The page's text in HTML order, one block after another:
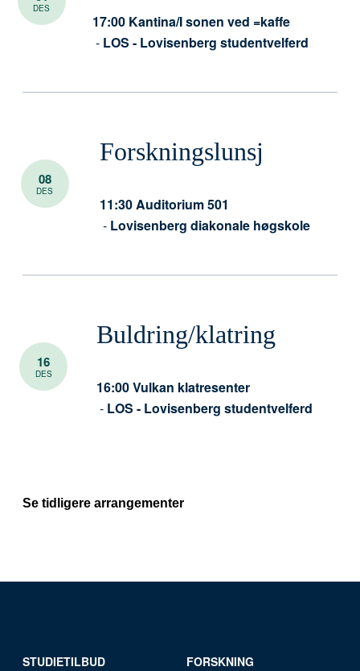
DES
17:00 Kantina/I sonen ved =kaffe
- LOS - Lovisenberg studentvelferd
08
DES
Forskningslunsj
11:30Auditorium 501
- Lovisenberg diakonale høgskole
16
DES
Buldring/klatring
16:00Vulkan klatresenter
- LOS - Lovisenberg studentvelferd
Se tidligere arrangementer
STUDIETILBUD FORSKNING